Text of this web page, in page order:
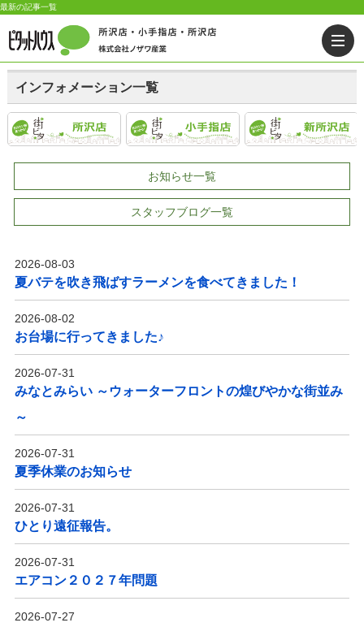
最新の記事一覧
インフォメーション一覧
お知らせ一覧
スタッフブログ一覧
2026-08-03
夏バテを吹き飛ばすラーメンを食べてきました！
2026-08-02
お台場に行ってきました♪
2026-07-31
みなとみらい ～ウォーターフロントの煌びやかな街並み
～
2026-07-31
夏季休業のお知らせ
2026-07-31
ひとり遠征報告。
2026-07-31
エアコン２０２７年問題
2026-07-27